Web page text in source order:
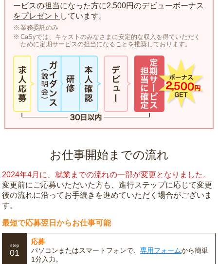
ービスの担当になった方に2,500円のデビューボーナス
をプレゼント しています。
業務委託のみ
CaSyでは、キャストのみなさまに安定的な収入を得ていただく
ために定期サービスの担当になることを推奨しております。
お仕事開始までの流れ
2024年4月に、就業までの流れの一部が変更となりました。
変更前にご応募いただいた方も、進行ステップに応じて変更
後の流れに沿ってお手続きを進めていただく場合がございま
す。
最短で応募翌日からお仕事可能
step
01
応募
パソコンまたはスマートフォンで、専用フォームから簡単
1分入力。